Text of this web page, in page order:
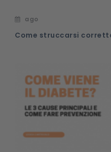
ago
Come struccarsi